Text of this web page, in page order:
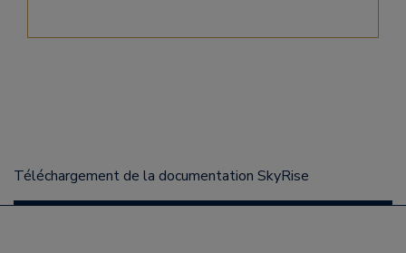
Téléchargement de la documentation SkyRise